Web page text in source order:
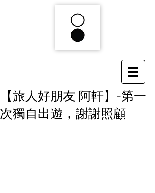
【旅人好朋友 阿軒】-第一
次獨自出遊，謝謝照顧